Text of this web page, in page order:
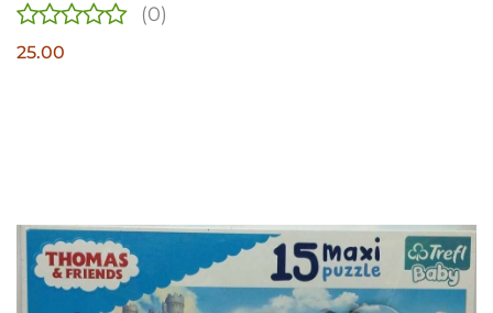
(0)
25.00